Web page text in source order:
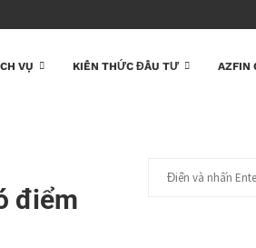
VỤ KIẾN THỨC ĐẦU TƯ AZFIN
điểm